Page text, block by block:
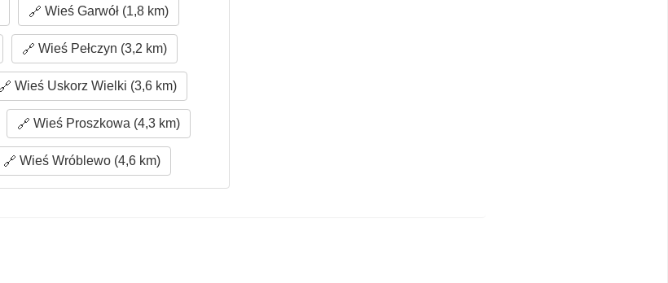
Wieś Garwół (1,8 km)
Wieś Pełczyn (3,2 km)
Wieś Uskorz Wielki (3,6 km)
Wieś Proszkowa (4,3 km)
Wieś Wróblewo (4,6 km)